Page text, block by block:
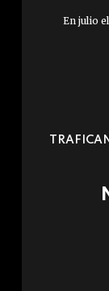
En julio